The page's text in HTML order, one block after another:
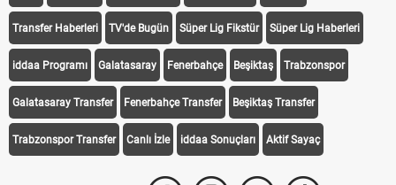
Transfer Haberleri TV'de Bugün Süper Lig Fikstür Süper Lig Haberleri
iddaa Programı Galatasaray Fenerbahçe Beşiktaş Trabzonspor
Galatasaray Transfer Fenerbahçe Transfer Beşiktaş Transfer
Trabzonspor Transfer Canlı İzle iddaa Sonuçları Aktif Sayaç